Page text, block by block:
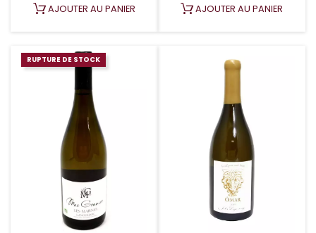
AJOUTER AU PANIER AJOUTER AU PANIER
RUPTURE DE STOCK